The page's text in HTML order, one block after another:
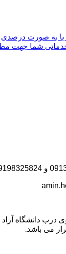
یا به صورت درصدی
خدماتی شما جهت
می باشد.